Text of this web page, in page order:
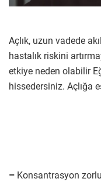
Açlık, uzun vadede
hastalık riskini
etkiye neden olabilir
hissedersiniz. Açlığa
– Konsantrasyon